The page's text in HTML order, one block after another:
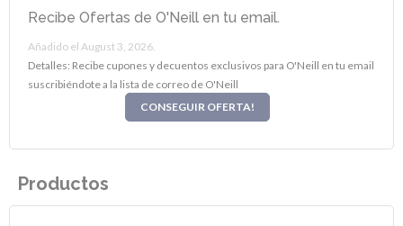
Recibe Ofertas de O'Neill en tu email.
Añadido el August 3, 2026.
Detalles: Recibe cupones y decuentos exclusivos para O'Neill en tu email
suscribiéndote a la lista de correo de O'Neill
CONSEGUIR OFERTA!
Productos